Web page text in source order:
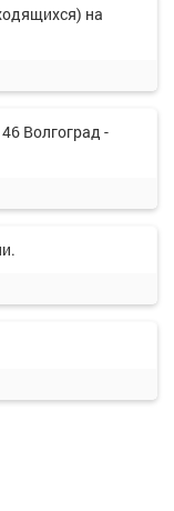
на
Волгоград -